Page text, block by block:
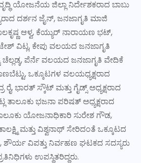
ಯೋಜನೆಯ ಜಿಲ್ಲಾ ನಿರ್ದೇಶಕರಾದ ಬಾಬು
ದರ್ಶನ ಜೈನ್, ಜನಜಾಗೃತಿ ಮಾಜಿ
ಆಳ್ವ, ಕೆಯ್ಯುರ್ ನಾರಾಯಣ ಭಟ್,
ವಿಟ್ಲ, ಕೇಪು ವಲಯದ ಜನಜಾಗೃತಿ
ಚೆಲ್ಲಡ್ಕ, ಪೆರ್ನೆ ವಲಯದ ಜನಜಾಗೃತಿ ವೇದಿಕೆ
ಒಕ್ಕೂಟಗಳ ವಲಯಧ್ಯಕ್ಷರಾದ
ಭಾರತ್ ಸ್ಕೌಟ್ ಮತ್ತು ಗೈಡ್ಸ್ ಅಧ್ಯಕ್ಷರಾದ
ಭಜನಾ ಪರಿಷತ್ ಅಧ್ಯಕ್ಷರಾದ
ಯೋಜನಾಧಿಕಾರಿ ಸುರೇಶ ಗೌಡ,
ಮತ್ತು ವಿಶ್ವನಾಥ್ ಸೇರಿದಂತೆ ಒಕ್ಕೂಟದ
ಶೌರ್ಯ ವಿಪತ್ತು ನಿರ್ವಹಣ ಘಟಕದ ಸದಸ್ಯರು
ಉಪಸ್ಥಿತರಿದ್ದರು.